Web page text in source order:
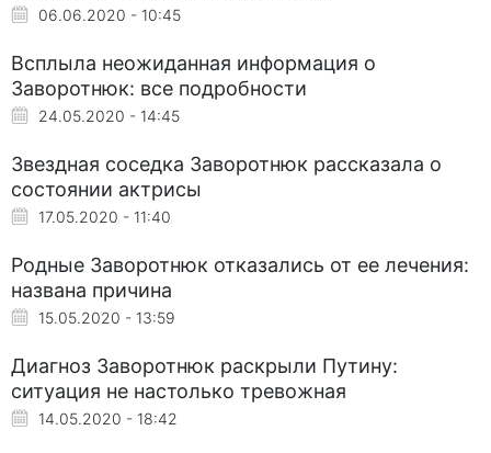
06.06.2020 - 10:45
Всплыла неожиданная информация о
Заворотнюк: все подробности
24.05.2020 - 14:45
Звездная соседка Заворотнюк рассказала о
состоянии актрисы
17.05.2020 - 11:40
Родные Заворотнюк отказались от ее лечения:
названа причина
15.05.2020 - 13:59
Диагноз Заворотнюк раскрыли Путину:
ситуация не настолько тревожная
14.05.2020 - 18:42